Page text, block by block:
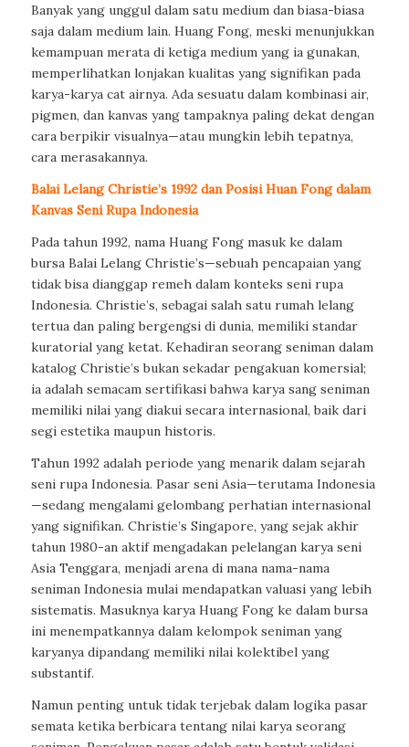
Banyak yang unggul dalam satu medium dan biasa-biasa
saja dalam medium lain. Huang Fong, meski menunjukkan
kemampuan merata di ketiga medium yang ia gunakan,
memperlihatkan lonjakan kualitas yang signifikan pada
karya-karya cat airnya. Ada sesuatu dalam kombinasi air,
pigmen, dan kanvas yang tampaknya paling dekat dengan
cara berpikir visualnya—atau mungkin lebih tepatnya,
cara merasakannya.
Balai Lelang Christie’s 1992 dan Posisi Huan Fong dalam
Kanvas Seni Rupa Indonesia
Pada tahun 1992, nama Huang Fong masuk ke dalam
bursa Balai Lelang Christie’s—sebuah pencapaian yang
tidak bisa dianggap remeh dalam konteks seni rupa
Indonesia. Christie’s, sebagai salah satu rumah lelang
tertua dan paling bergengsi di dunia, memiliki standar
kuratorial yang ketat. Kehadiran seorang seniman dalam
katalog Christie’s bukan sekadar pengakuan komersial;
ia adalah semacam sertifikasi bahwa karya sang seniman
memiliki nilai yang diakui secara internasional, baik dari
segi estetika maupun historis.
Tahun 1992 adalah periode yang menarik dalam sejarah
seni rupa Indonesia. Pasar seni Asia—terutama Indonesia
—sedang mengalami gelombang perhatian internasional
yang signifikan. Christie’s Singapore, yang sejak akhir
tahun 1980-an aktif mengadakan pelelangan karya seni
Asia Tenggara, menjadi arena di mana nama-nama
seniman Indonesia mulai mendapatkan valuasi yang lebih
sistematis. Masuknya karya Huang Fong ke dalam bursa
ini menempatkannya dalam kelompok seniman yang
karyanya dipandang memiliki nilai kolektibel yang
substantif.
Namun penting untuk tidak terjebak dalam logika pasar
semata ketika berbicara tentang nilai karya seorang